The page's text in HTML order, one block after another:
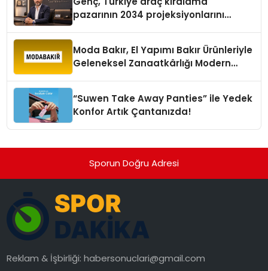
pazarının 2034 projeksiyonlarını
Moda Bakır, El Yapımı Bakır Ürünleriyle
Geleneksel Zanaatkârlığı Modern
“Suwen Take Away Panties” ile Yedek
Konfor Artık Çantanızda!
Sporun Doğru Adresi
Reklam & İşbirliği:habersonuclari@gmail.com